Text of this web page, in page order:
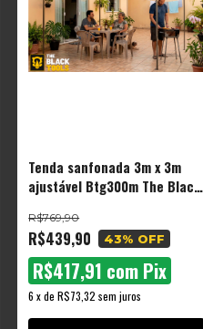
Tenda sanfonada 3m x 3m
ajustável Btg300m The Black
R$439,90
R$769,90
43% OFF
6 xdeR$73,32 sem juros
R$417,91 com Pix